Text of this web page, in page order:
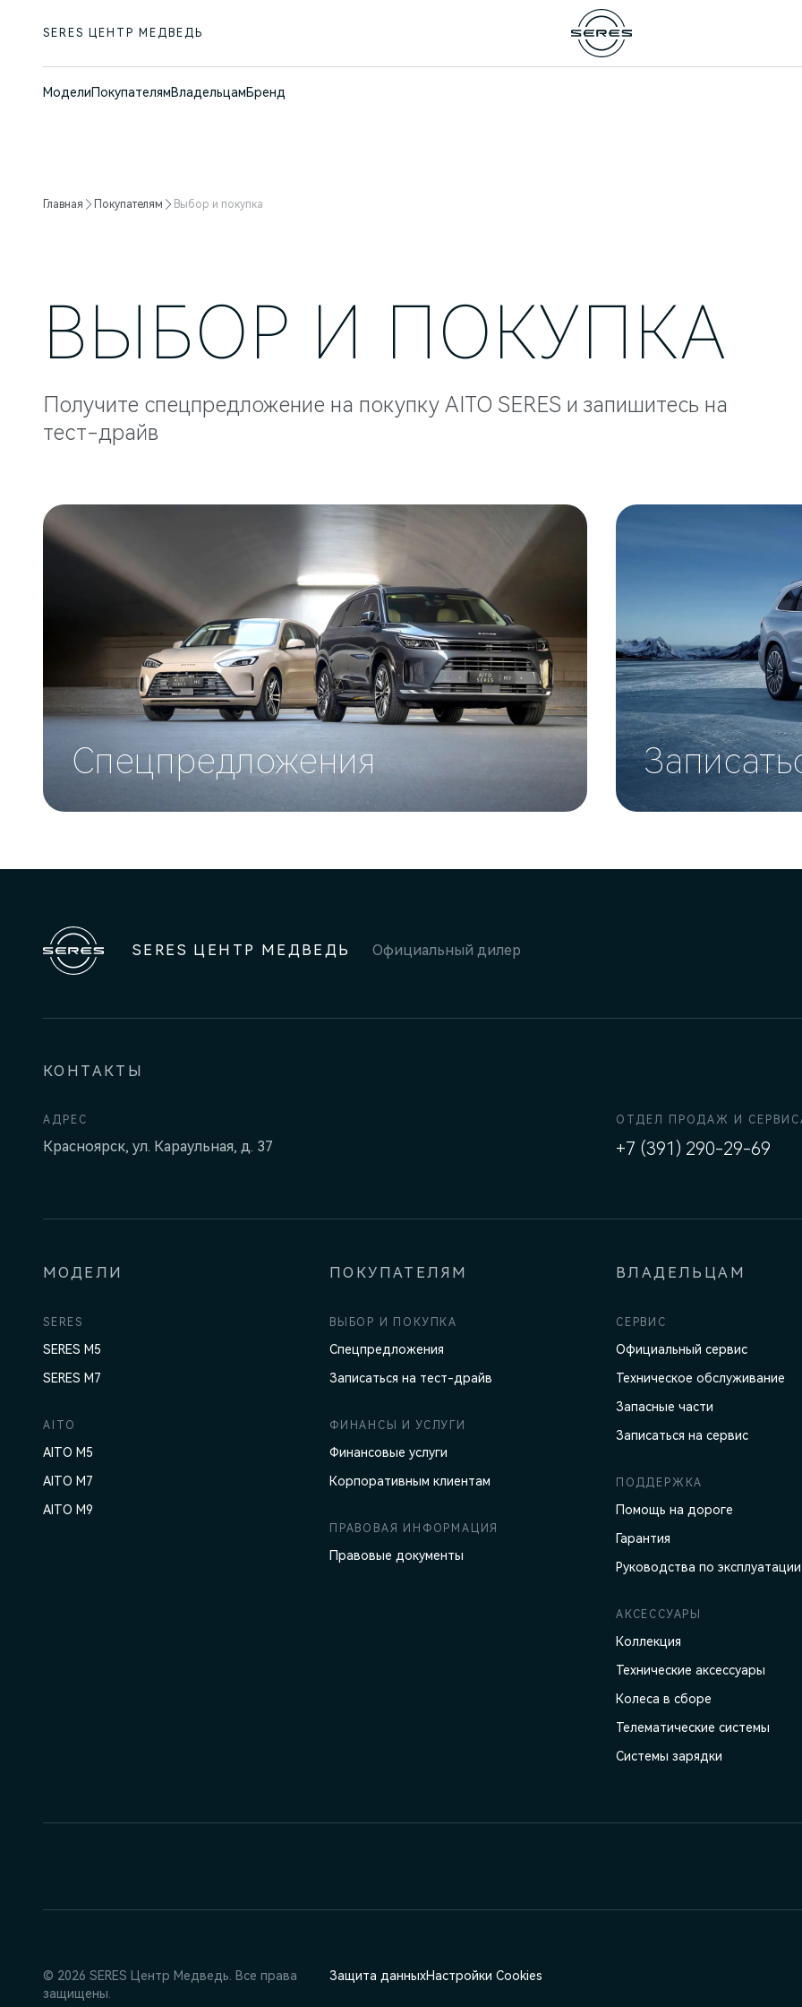
SERES ЦЕНТР МЕДВЕДЬ
МоделиПокупателямВладельцамБренд
Главная Покупателям Выбор и покупка
ВЫБОР И ПОКУПКА
Получите спецпредложение на покупку AITO SERES и запишитесь на
тест-драйв
Спецпредложения
SERES ЦЕНТР МЕДВЕДЬ Официальный дилер
КОНТАКТЫ
АДРЕС
Красноярск, ул. Караульная, д. 37
ОТДЕЛ ПРОДАЖ И
+7 (391) 290-29-69
МОДЕЛИ
SERES
SERES M5
SERES M7
AITO
AITO M5
AITO M7
AITO M9
ПОКУПАТЕЛЯМ
ВЫБОР И ПОКУПКА
Спецпредложения
Записаться на тест-драйв
ФИНАНСЫ И УСЛУГИ
Финансовые услуги
Корпоративным клиентам
ПРАВОВАЯ ИНФОРМАЦИЯ
Правовые документы
ВЛАДЕЛЬЦАМ
СЕРВИС
Официальный сервис
Техническое обслуживание
Запасные части
Записаться на сервис
ПОДДЕРЖКА
Помощь на дороге
Гарантия
Руководства по эксплуатации
АКСЕССУАРЫ
Коллекция
Технические аксессуары
Колеса в сборе
Телематические системы
Системы зарядки
© 2026 SERES Центр Медведь. Все права
защищены.
Защита данныхНастройки Cookies